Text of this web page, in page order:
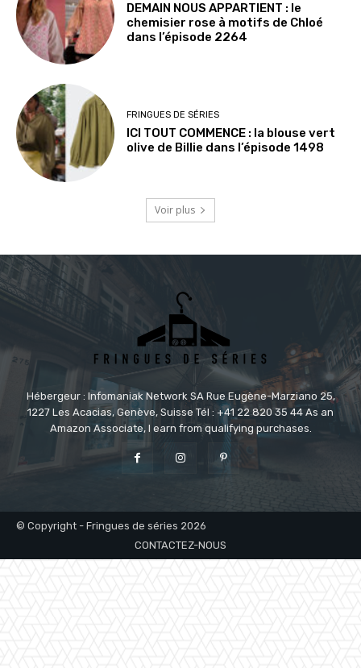
DEMAIN NOUS APPARTIENT : le
chemisier rose à motifs de Chloé
dans l’épisode 2264
FRINGUES DE SÉRIES
ICI TOUT COMMENCE : la blouse vert
olive de Billie dans l’épisode 1498
Voir plus
Hébergeur : Infomaniak Network SA Rue Eugène-Marziano 25,
1227 Les Acacias, Genève, Suisse Tél : +41 22 820 35 44 As an
Amazon Associate, I earn from qualifying purchases.
© Copyright - Fringues de séries 2026
CONTACTEZ-NOUS